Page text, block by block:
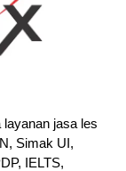
layanan jasa les
Simak UI,
IELTS,